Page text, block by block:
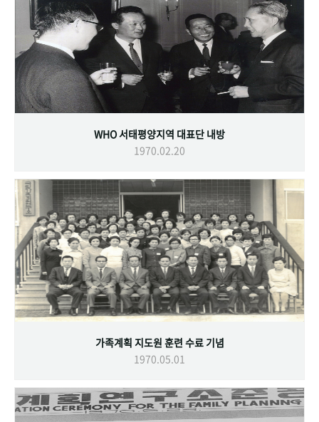
WHO 서태평양지역 대표단 내방
1970.02.20
가족계획 지도원 훈련 수료 기념
1970.05.01